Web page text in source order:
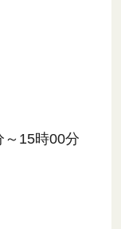
～15時00分